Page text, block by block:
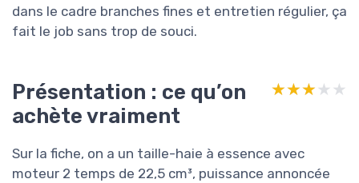
dans le cadre branches fines et entretien régulier, ça
fait le job sans trop de souci.
Présentation : ce qu’on
achète vraiment
★★★★★
★★★★★
Sur la fiche, on a un taille-haie à essence avec
moteur 2 temps de 22,5 cm³, puissance annoncée